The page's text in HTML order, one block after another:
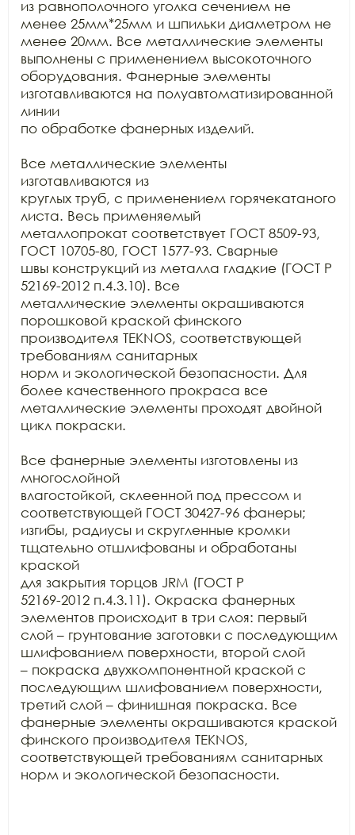
из равнополочного уголка сечением не
менее 25мм*25мм и шпильки диаметром не
менее 20мм. Все металлические элементы
выполнены с применением высокоточного
оборудования. Фанерные элементы
изготавливаются на полуавтоматизированной
линии
по обработке фанерных изделий.
Все металлические элементы
изготавливаются из
круглых труб, с применением горячекатаного
листа. Весь применяемый
металлопрокат соответствует ГОСТ 8509-93,
ГОСТ 10705-80, ГОСТ 1577-93. Сварные
швы конструкций из металла гладкие (ГОСТ Р
52169-2012 п.4.3.10). Все
металлические элементы окрашиваются
порошковой краской финского
производителя TEKNOS, соответствующей
требованиям санитарных
норм и экологической безопасности. Для
более качественного прокраса все
металлические элементы проходят двойной
цикл покраски.
Все фанерные элементы изготовлены из
многослойной
влагостойкой, склеенной под прессом и
соответствующей ГОСТ 30427-96 фанеры;
изгибы, радиусы и скругленные кромки
тщательно отшлифованы и обработаны
краской
для закрытия торцов JRM (ГОСТ Р
52169-2012 п.4.3.11). Окраска фанерных
элементов происходит в три слоя: первый
слой – грунтование заготовки с последующим
шлифованием поверхности, второй слой
– покраска двухкомпонентной краской с
последующим шлифованием поверхности,
третий слой – финишная покраска. Все
фанерные элементы окрашиваются краской
финского производителя TEKNOS,
соответствующей требованиям санитарных
норм и экологической безопасности.